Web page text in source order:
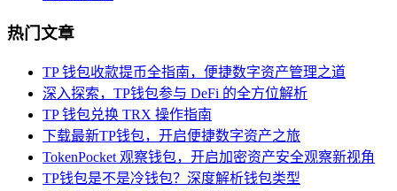
热门文章
TP 钱包收款提币全指南，便捷数字资产管理之道
深入探索，TP钱包参与 DeFi 的全方位解析
TP 钱包兑换 TRX 操作指南
下载最新TP钱包，开启便捷数字资产之旅
TokenPocket 观察钱包，开启加密资产安全观察新视角
TP钱包是不是冷钱包？深度解析钱包类型